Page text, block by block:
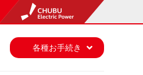
各種お手続き